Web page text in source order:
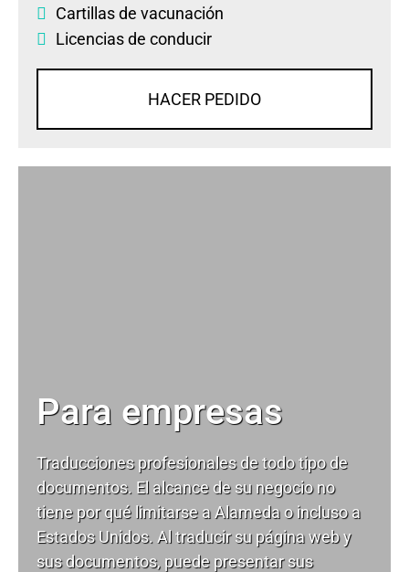
Cartillas de vacunación
Licencias de conducir
HACER PEDIDO
Para empresas
Traducciones profesionales de todo tipo de
documentos. El alcance de su negocio no
tiene por qué limitarse a Alameda o incluso a
Estados Unidos. Al traducir su página web y
sus documentos, puede presentar sus